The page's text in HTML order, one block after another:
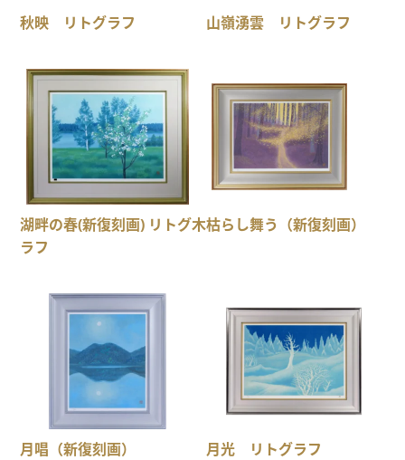
秋映 リトグラフ 山嶺湧雲 リトグラフ
湖畔の春(新復刻画) リトグ
ラフ
木枯らし舞う（新復刻画）
月唱（新復刻画） 月光 リトグラフ